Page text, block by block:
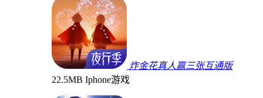
炸金花真人赢三张互通版
22.5MB Iphone游戏